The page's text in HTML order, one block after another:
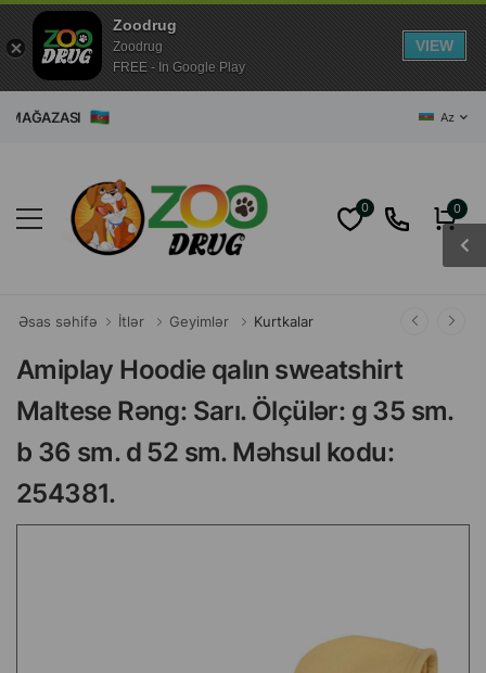
Az
0 0
Əsas səhifə İtlər Geyimlər Kurtkalar
Amiplay Hoodie qalın sweatshirt
Maltese Rəng: Sarı. Ölçülər: g 35 sm.
b 36 sm. d 52 sm. Məhsul kodu:
254381.
Zoodrug
Zoodrug
FREE - In Google Play
VIEW